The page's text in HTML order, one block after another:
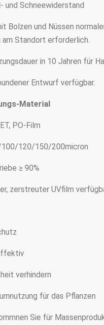
und Schneewiderstand
Bolzen und Nüssen
am Standort erforderlich.
in 10 Jahren für
Entwurf verfügbar.
Material
PO-Film
120/150/200micron
≥ 90%
zerstreuter UVfilm
verhindern
für das Pflanzen
Sie für